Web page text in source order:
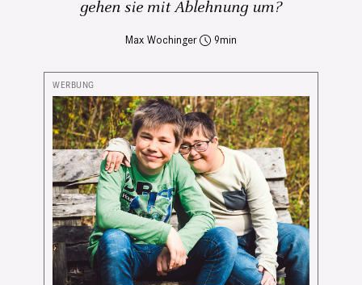
gehen sie mit Ablehnung um?
Max Wochinger 9